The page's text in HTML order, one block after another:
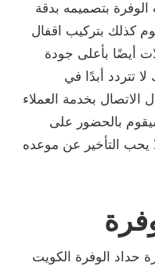
الوفرة بتصميمه بدقة
كذلك بتركيب اقفال
أيضًا بأعلى جودة
تتردد أبدًا في
الاتصال بخدمة العملاء
بالحضور على
يحب التأخير عن موعده
حداد الوفرة الكويت